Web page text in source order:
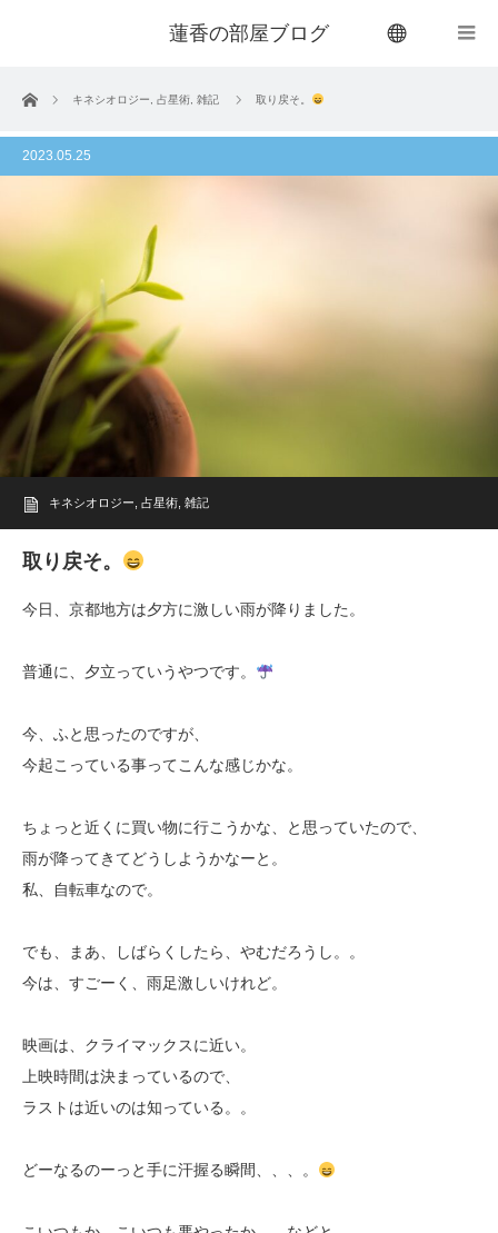
蓮香の部屋ブログ
ホーム キネシオロジー 占星術 雑記 取り戻そ。
2023.05.25
キネシオロジー 占星術 雑記
取り戻そ。
今日、京都地方は夕方に激しい雨が降りました。
普通に、夕立っていうやつです。
今、ふと思ったのですが、
今起こっている事ってこんな感じかな。
ちょっと近くに買い物に行こうかな、と思っていたので、
雨が降ってきてどうしようかなーと。
私、自転車なので。
でも、まあ、しばらくしたら、やむだろうし。。
今は、すごーく、雨足激しいけれど。
映画は、クライマックスに近い。
上映時間は決まっているので、
ラストは近いのは知っている。。
どーなるのーっと手に汗握る瞬間、、、。